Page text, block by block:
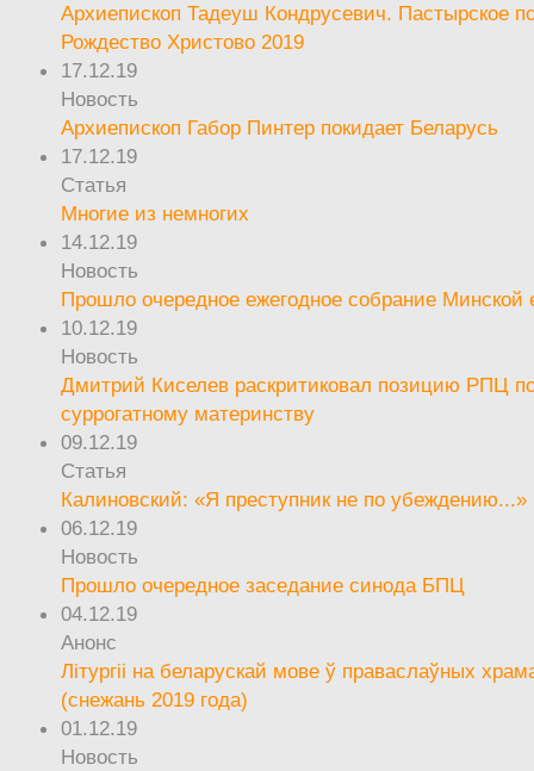
Архиепископ Тадеуш Кондрусевич. Пастырское
Рождество Христово 2019
17.12.19
Новость
Архиепископ Габор Пинтер покидает Беларусь
17.12.19
Статья
Многие из немногих
14.12.19
Новость
Прошло очередное ежегодное собрание
10.12.19
Новость
Дмитрий Киселев раскритиковал позицию РПЦ
суррогатному материнству
09.12.19
Статья
Калиновский: «Я преступник не по убеждению...»
06.12.19
Новость
Прошло очередное заседание синода БПЦ
04.12.19
Анонс
Літургіі на беларускай мове ў праваслаўных
(снежань 2019 года)
01.12.19
Новость